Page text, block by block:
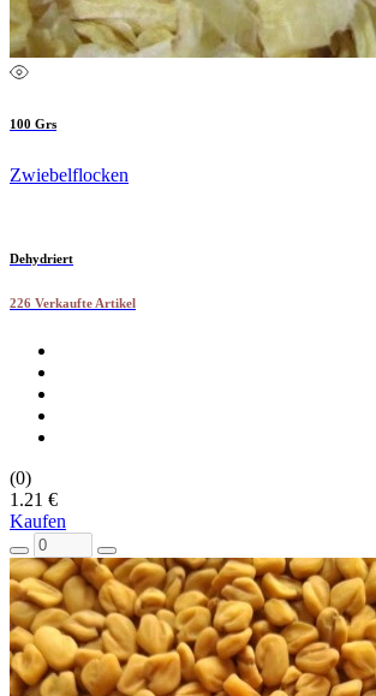
100 Grs
Zwiebelflocken
Dehydriert
226 Verkaufte Artikel
(0)
1.21 €
Kaufen